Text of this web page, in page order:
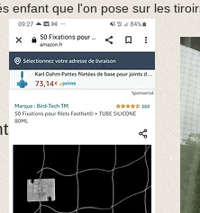
enfant que l'on pose sur les